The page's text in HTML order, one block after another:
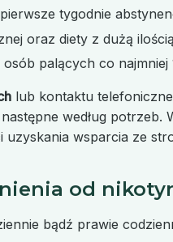
tygodnie
oraz diety z dużą
palących co
lub kontaktu
według
wsparcia ze
od
bądź prawie